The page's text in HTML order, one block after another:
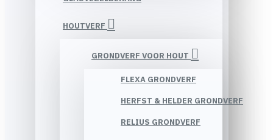
HOUTVERF
GRONDVERF VOOR HOUT
FLEXA GRONDVERF
HERFST & HELDER GRONDVERF
RELIUS GRONDVERF